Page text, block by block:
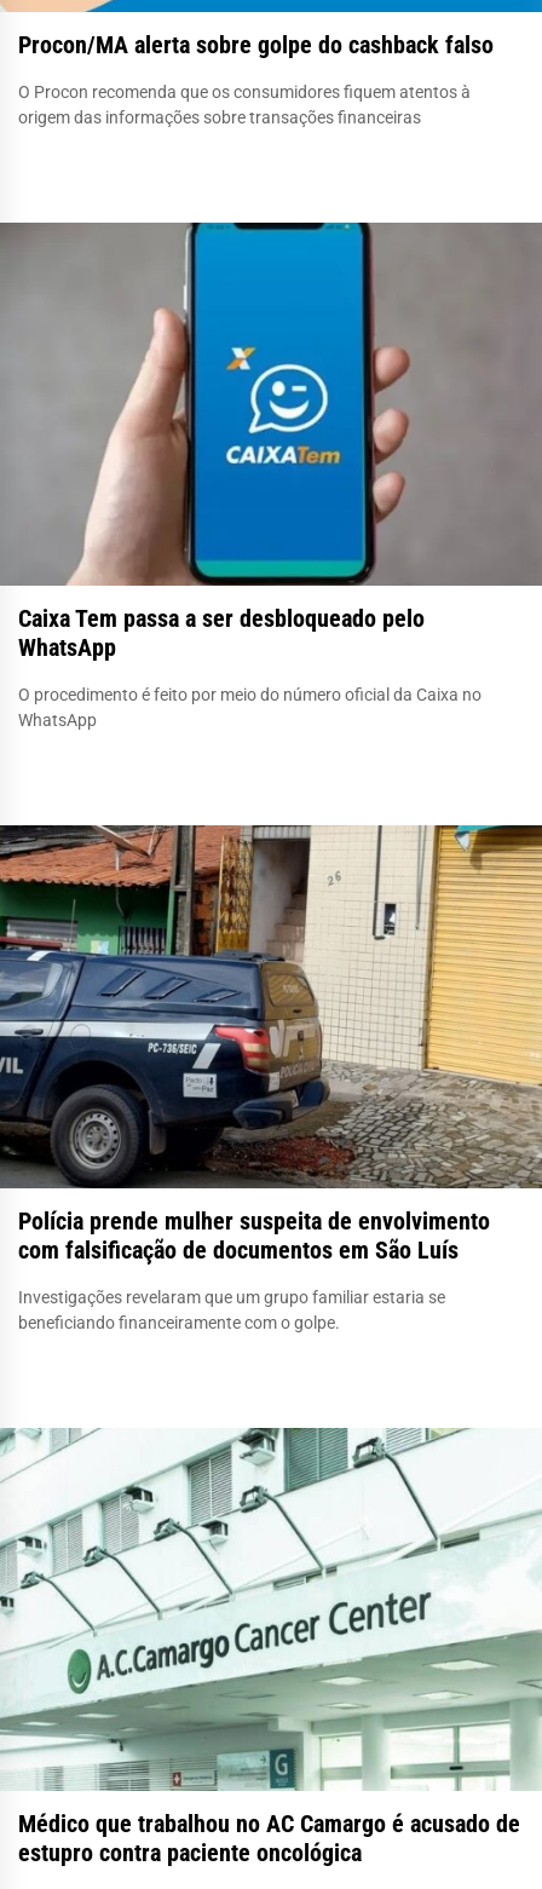
Procon/MA alerta sobre golpe do cashback falso
O Procon recomenda que os consumidores fiquem atentos à
origem das informações sobre transações financeiras
Caixa Tem passa a ser desbloqueado pelo
WhatsApp
O procedimento é feito por meio do número oficial da Caixa no
WhatsApp
Polícia prende mulher suspeita de envolvimento
com falsificação de documentos em São Luís
Investigações revelaram que um grupo familiar estaria se
beneficiando financeiramente com o golpe.
Médico que trabalhou no AC Camargo é acusado de
estupro contra paciente oncológica